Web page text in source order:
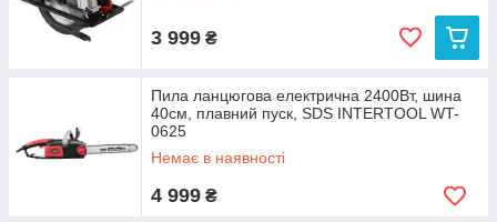
3 999 ₴
Пила ланцюгова електрична 2400Вт, шина
40см, плавний пуск, SDS INTERTOOL WT-
0625
Немає в наявності
4 999 ₴